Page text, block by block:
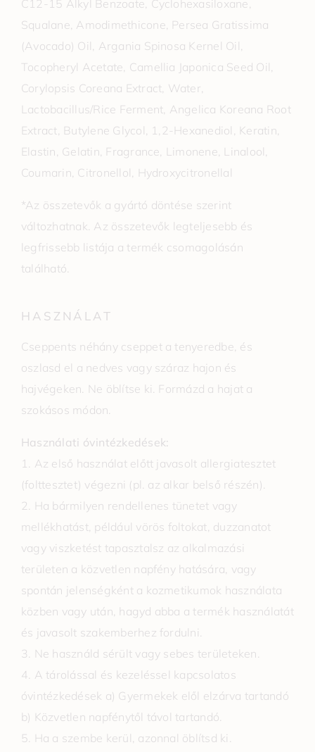
C12-15 Alkyl Benzoate, Cyclohexasiloxane,
Squalane, Amodimethicone, Persea Gratissima
(Avocado) Oil, Argania Spinosa Kernel Oil,
Tocopheryl Acetate, Camellia Japonica Seed Oil,
Corylopsis Coreana Extract, Water,
Lactobacillus/Rice Ferment, Angelica Koreana Root
Extract, Butylene Glycol, 1,2-Hexanediol, Keratin,
Elastin, Gelatin, Fragrance, Limonene, Linalool,
Coumarin, Citronellol, Hydroxycitronellal
*Az összetevők a gyártó döntése szerint
változhatnak. Az összetevők legteljesebb és
legfrissebb listája a termék csomagolásán
található.
HASZNÁLAT
Cseppents néhány cseppet a tenyeredbe, és
oszlasd el a nedves vagy száraz hajon és
hajvégeken. Ne öblítse ki. Formázd a hajat a
szokásos módon.
Használati óvintézkedések:
1. Az első használat előtt javasolt allergiatesztet
(folttesztet) végezni (pl. az alkar belső részén).
2. Ha bármilyen rendellenes tünetet vagy
mellékhatást, például vörös foltokat, duzzanatot
vagy viszketést tapasztalsz az alkalmazási
területen a közvetlen napfény hatására, vagy
spontán jelenségként a kozmetikumok használata
közben vagy után, hagyd abba a termék használatát
és javasolt szakemberhez fordulni.
3. Ne használd sérült vagy sebes területeken.
4. A tárolással és kezeléssel kapcsolatos
óvintézkedések a) Gyermekek elől elzárva tartandó
b) Közvetlen napfénytől távol tartandó.
5. Ha a szembe kerül, azonnal öblítsd ki.